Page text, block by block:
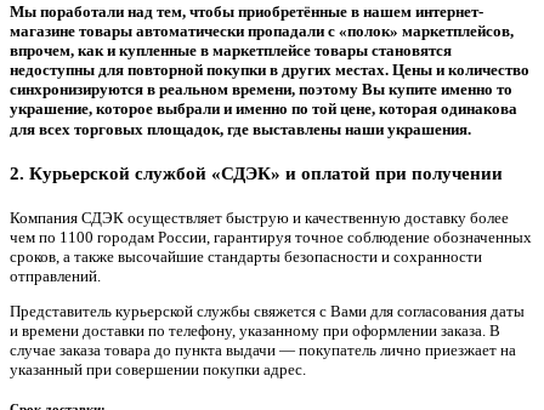
Мы поработали над тем, чтобы приобретённые в нашем интернет-
магазине товары автоматически пропадали с «полок» маркетплейсов,
впрочем, как и купленные в маркетплейсе товары становятся
недоступны для повторной покупки в других местах. Цены и количество
синхронизируются в реальном времени, поэтому Вы купите именно то
украшение, которое выбрали и именно по той цене, которая одинакова
для всех торговых площадок, где выставлены наши украшения.
2. Курьерской службой «СДЭК» и оплатой при получении
Компания СДЭК осуществляет быструю и качественную доставку более
чем по 1100 городам России, гарантируя точное соблюдение обозначенных
сроков, а также высочайшие стандарты безопасности и сохранности
отправлений.
Представитель курьерской службы свяжется с Вами для согласования даты
и времени доставки по телефону, указанному при оформлении заказа. В
случае заказа товара до пункта выдачи — покупатель лично приезжает на
указанный при совершении покупки адрес.